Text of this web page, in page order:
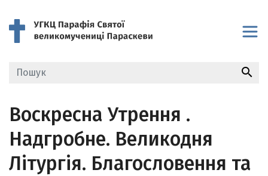
search
Воскресна Утрення .
Надгробне. Великодня
Літургія. Благословення та